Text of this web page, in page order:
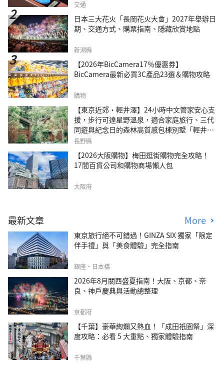
交通
日本三大花火「長岡花火大會」2027年舉辦日
期、交通方式、購票指南、隱藏欣賞地點
新潟縣
【2026年BicCamera17％優惠券】
BicCamera最新必買3C產品23選＆購物攻略
購物
【東京近郊・輕井澤】24小時中文管家安心支
援，步行可達星野溫泉，適合家庭旅行、三代
同遊與紀念日的森林高質感包棟別墅「輕井澤
森四季VILLA」
長野縣
【2026大阪購物】梅田逛街購物完全攻略！
17間百貨公司和購物商場懶人包
大阪府
最新文章 More
東京旅行絕不可錯過！GINZA SIX 獨家「限定
伴手禮」與「美食體驗」完全指南
銀座・日本橋
2026年8月關西盛夏指南！大阪、京都、奈
良、神戶慶典與活動總整理
京都府
【千葉】豪華絢爛又熱血！「成田祇園祭」深
度攻略：必看 5 大重點、獨家體驗指南
千葉縣